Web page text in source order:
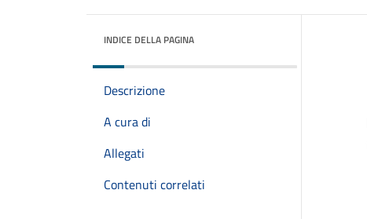
INDICE DELLA PAGINA
Descrizione
A cura di
Allegati
Contenuti correlati